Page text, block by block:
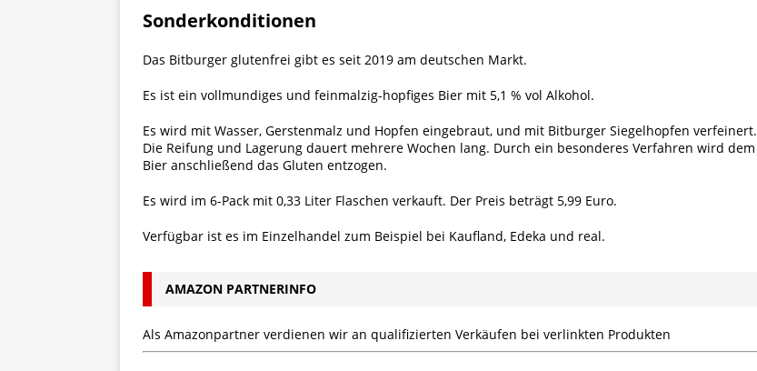
Sonderkonditionen
Das Bitburger glutenfrei gibt es seit 2019 am deutschen Markt.
Es ist ein vollmundiges und feinmalzig-hopfiges Bier mit 5,1 % vol Alkohol.
Es wird mit Wasser, Gerstenmalz und Hopfen eingebraut, und mit Bitburger Siegelhopfen verfeinert.
Die Reifung und Lagerung dauert mehrere Wochen lang. Durch ein besonderes Verfahren wird dem
Bier anschließend das Gluten entzogen.
Es wird im 6-Pack mit 0,33 Liter Flaschen verkauft. Der Preis beträgt 5,99 Euro.
Verfügbar ist es im Einzelhandel zum Beispiel bei Kaufland, Edeka und real.
AMAZON PARTNERINFO
Als Amazonpartner verdienen wir an qualifizierten Verkäufen bei verlinkten Produkten